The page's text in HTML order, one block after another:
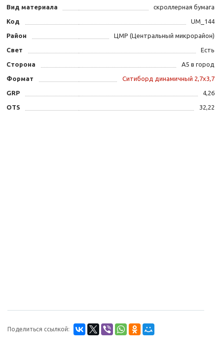
Вид материала скроллерная бумага
Код UM_144
Район ЦМР (Центральный микрорайон)
Свет Есть
Сторона А5 в город
Формат Ситиборд динамичный 2,7х3,7
GRP 4,26
OTS 32,22
Поделиться ссылкой: